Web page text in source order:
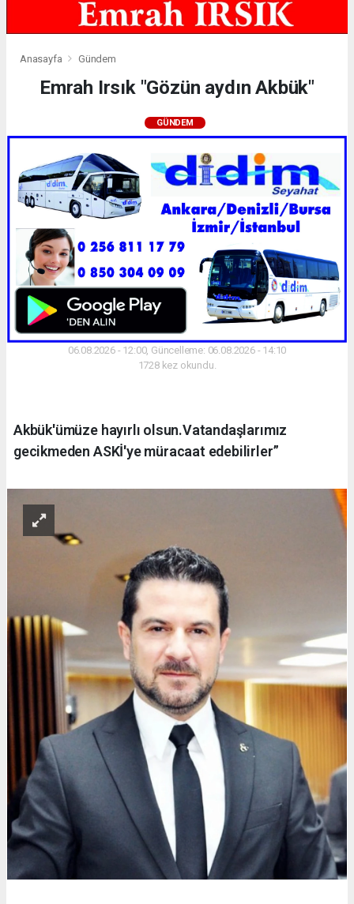
Anasayfa Gündem
Emrah Irsık "Gözün aydın Akbük"
GÜNDEM
06.08.2026 - 12:00, Güncelleme: 06.08.2026 - 14:10
1728 kez okundu.
Akbük'ümüze hayırlı olsun.Vatandaşlarımız
gecikmeden ASKİ'ye müracaat edebilirler”